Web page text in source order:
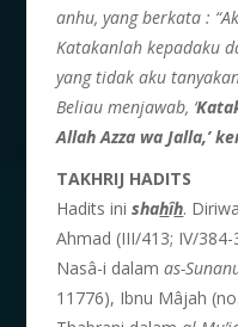
anhu, yang berkata :
Katakanlah kepadaku
yang tidak aku
Beliau menjawab, ‘
AllahAzza wa Jalla,’
TAKHRIJ HADITS
Hadits inishahîh.
Ahmad (III/413; IV/
Nasâ-i dalamas-
11776), Ibnu Mâjah